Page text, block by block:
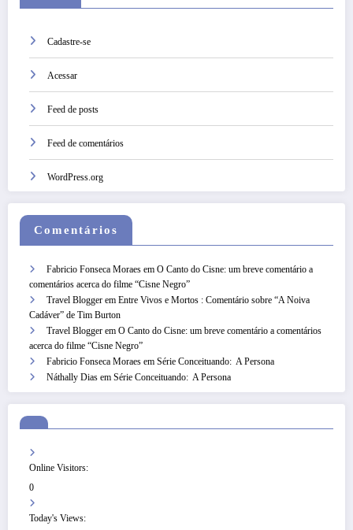
Cadastre-se
Acessar
Feed de posts
Feed de comentários
WordPress.org
Comentários
Fabricio Fonseca Moraes em O Canto do Cisne: um breve comentário a
comentários acerca do filme “Cisne Negro”
Travel Blogger em Entre Vivos e Mortos : Comentário sobre “A Noiva
Cadáver” de Tim Burton
Travel Blogger em O Canto do Cisne: um breve comentário a comentários
acerca do filme “Cisne Negro”
Fabricio Fonseca Moraes em Série Conceituando: A Persona
Náthally Dias em Série Conceituando: A Persona
Online Visitors:
0
Today's Views: